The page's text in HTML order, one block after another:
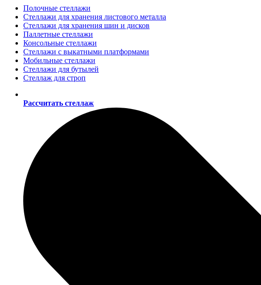
Полочные стеллажи
Стеллажи для хранения листового металла
Стеллажи для хранения шин и дисков
Паллетные стеллажи
Консольные стеллажи
Стеллажи с выкатными платформами
Мобильные стеллажи
Стеллажи для бутылей
Стеллаж для строп
Рассчитать стеллаж